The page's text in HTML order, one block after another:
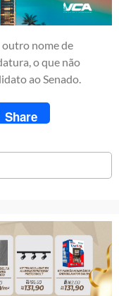
outro nome de
o que não
ao Senado.
Share